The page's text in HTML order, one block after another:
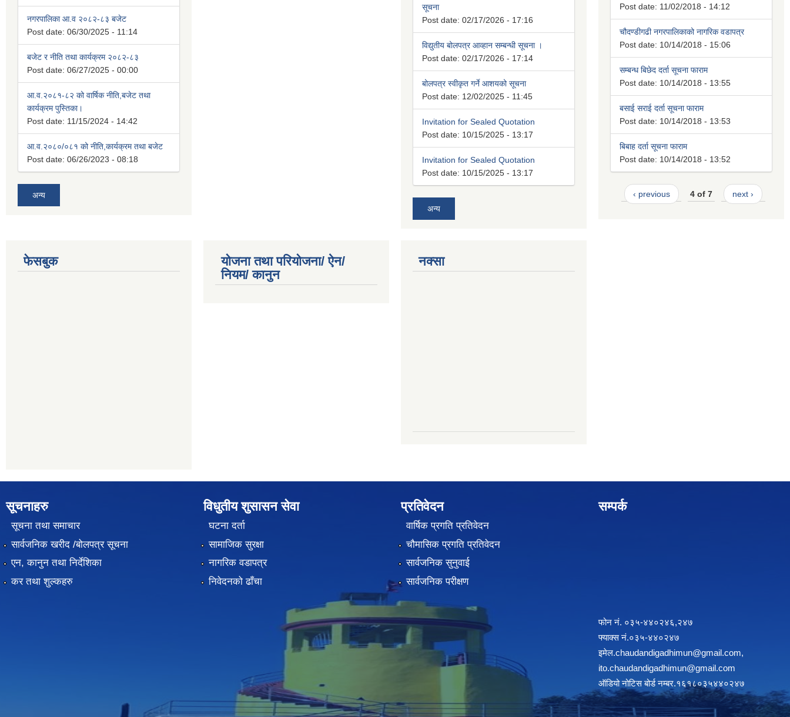
नगरपालिका आ.व २०८२-८३ बजेट
Post date: 06/30/2025 - 11:14
बजेट र नीति तथा कार्यक्रम २०८२-८३
Post date: 06/27/2025 - 00:00
आ.व.२०८१-८२ को वार्षिक नीति,बजेट तथा
कार्यक्रम पुस्तिका।
Post date: 11/15/2024 - 14:42
आ.व.२०८०/०८१ को नीति,कार्यक्रम तथा बजेट
Post date: 06/26/2023 - 08:18
अन्य
सूचना
Post date: 02/17/2026 - 17:16
विद्युतीय बोलपत्र आव्हान सम्बन्धी सूचना ।
Post date: 02/17/2026 - 17:14
बोलपत्र स्वीकृत गर्ने आशयको सूचना
Post date: 12/02/2025 - 11:45
Invitation for Sealed Quotation
Post date: 10/15/2025 - 13:17
Invitation for Sealed Quotation
Post date: 10/15/2025 - 13:17
अन्य
Post date: 11/02/2018 - 14:12
चौदण्डीगढी नगरपालिकाको नागरिक वडापत्र
Post date: 10/14/2018 - 15:06
सम्बन्ध बिछेद दर्ता सूचना फाराम
Post date: 10/14/2018 - 13:55
बसाई सराई दर्ता सूचना फाराम
Post date: 10/14/2018 - 13:53
बिबाह दर्ता सूचना फाराम
Post date: 10/14/2018 - 13:52
‹ previous 4 of 7 next ›
फेसबुक
योजना तथा परियोजना/ ऐन/
नियम/ कानुन
नक्सा
सूचनाहरु
सूचना तथा समाचार
सार्वजनिक खरीद /बोलपत्र सूचना
एन, कानुन तथा निर्देशिका
कर तथा शुल्कहरु
विधुतीय शुसासन सेवा
घटना दर्ता
सामाजिक सुरक्षा
नागरिक वडापत्र
निवेदनको ढाँचा
प्रतिवेदन
वार्षिक प्रगति प्रतिवेदन
चौमासिक प्रगति प्रतिवेदन
सार्वजनिक सुनुवाई
सार्वजनिक परीक्षण
सम्पर्क
फोन नं. ०३५-४४०२४६,२४७
फ्याक्स नं.०३५-४४०२४७
इमेल.chaudandigadhimun@gmail.com,
ito.chaudandigadhimun@gmail.com
ऑडियो नोटिस बोर्ड नम्बर.१६१८०३५४४०२४७